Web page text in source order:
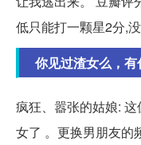
低只能打一颗星2分,
你见过渣女么，
疯狂、嚣张的姑娘:
女了 。更换男朋友的